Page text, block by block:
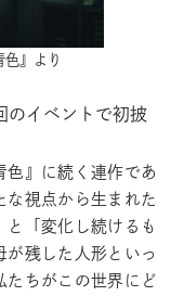
色』より
のイベントで初披
色』に続く連作であ
な視点から生まれた
「変化し続けるも
が残した人形といっ
たちがこの世界にど